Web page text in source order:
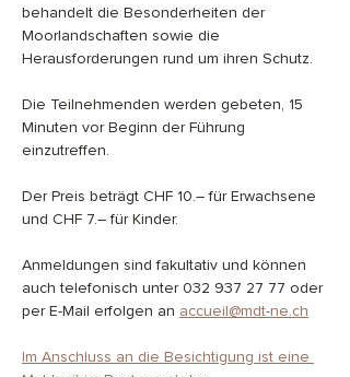
behandelt die Besonderheiten der
Moorlandschaften sowie die
Herausforderungen rund um ihren Schutz.
Die Teilnehmenden werden gebeten, 15
Minuten vor Beginn der Führung
einzutreffen.
Der Preis beträgt CHF 10.– für Erwachsene
und CHF 7.– für Kinder.
Anmeldungen sind fakultativ und können
auch telefonisch unter 032 937 27 77 oder
per E-Mail erfolgen an accueil@mdt-ne.ch
Im Anschluss an die Besichtigung ist eine